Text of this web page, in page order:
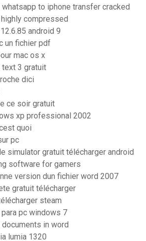
to iphone transfer cracked
compressed
android 9
un fichier pdf
mac os x
text 3 gratuit
dici
ce soir gratuit
xp professional 2002
quoi
pc
simulator gratuit télécharger android
software for gamers
version dun fichier word 2007
gratuit télécharger
steam
pc windows 7
in word
lumia 1320